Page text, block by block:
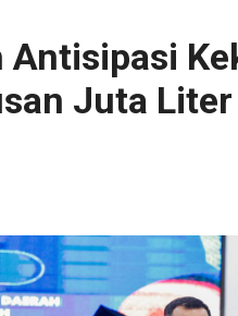
Antisipasi
Juta